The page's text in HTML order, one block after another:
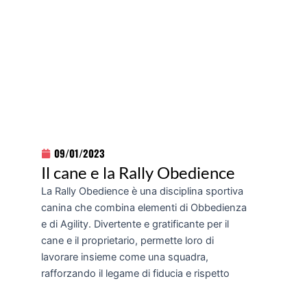
09/01/2023
Il cane e la Rally Obedience
La Rally Obedience è una disciplina sportiva
canina che combina elementi di Obbedienza
e di Agility. Divertente e gratificante per il
cane e il proprietario, permette loro di
lavorare insieme come una squadra,
rafforzando il legame di fiducia e rispetto